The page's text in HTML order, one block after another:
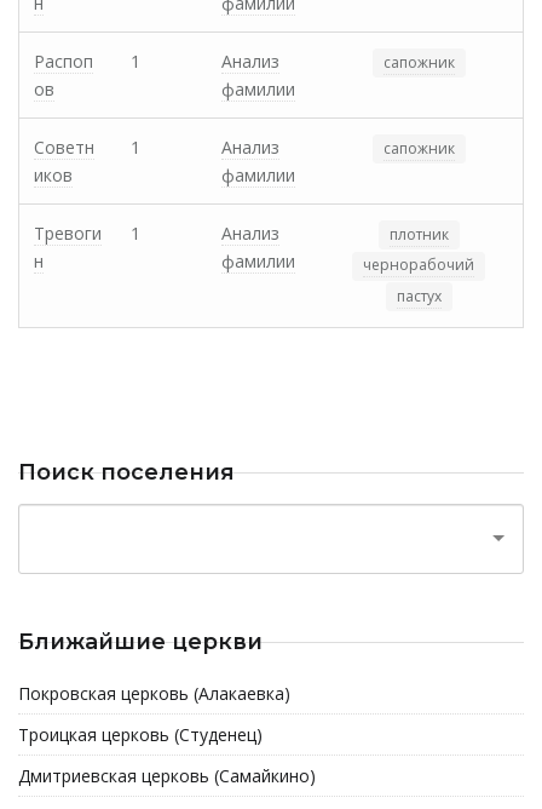
Распоп
ов
1
Анализ
фамилии
сапожник
Советн
иков
1
Анализ
фамилии
сапожник
Тревоги
н
1
Анализ
фамилии
плотник
чернорабочий
пастух
Поиск поселения
Ближайшие церкви
Покровская церковь (Алакаевка)
Троицкая церковь (Студенец)
Дмитриевская церковь (Самайкино)